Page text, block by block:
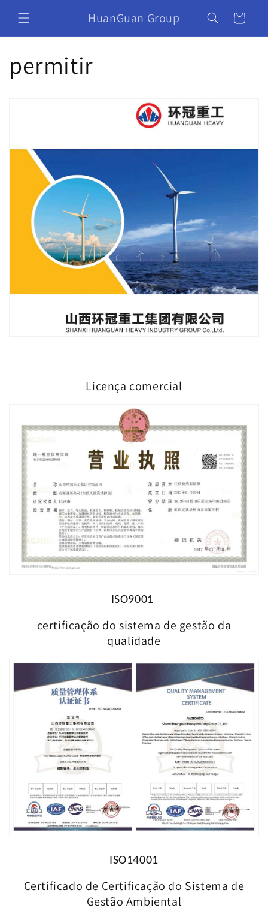
HuanGuan Group Carrinho
permitir
Licença comercial
ISO9001
certificação do sistema de gestão da
qualidade
ISO14001
Certificado de Certificação do Sistema de
Gestão Ambiental